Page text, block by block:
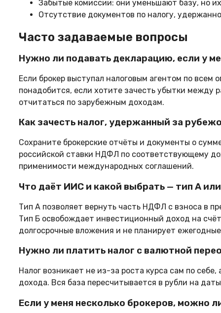
Забытые комиссии: они уменьшают базу, но
Отсутствие документов по налогу,
Часто задаваемые вопросы
Нужно ли подавать декларацию, если у
Если брокер выступал налоговым агентом по
понадобится, если хотите зачесть убытки между
отчитаться по зарубежным доходам.
Как зачесть налог, удержанный за
Сохраните брокерские отчёты и документы о
российской ставки НДФЛ по соответствующему
применимости международных соглашений.
Что даёт ИИС и какой выбрать — тип А
Тип А позволяет вернуть часть НДФЛ с взноса в
Тип Б освобождает инвестиционный доход на
долгосрочные вложения и не планирует
Нужно ли платить налог с валютной
Налог возникает не из-за роста курса сам по
дохода. Вся база пересчитывается в рубли на
Если у меня несколько брокеров, можно